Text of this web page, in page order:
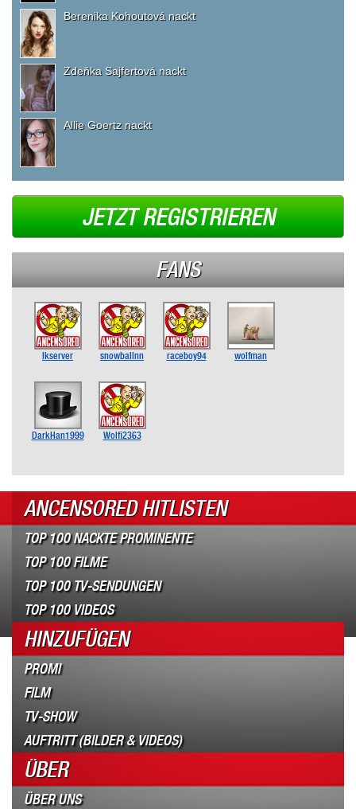
Berenika Kohoutová nackt
Zdeňka Sajfertová nackt
Allie Goertz nackt
JETZT REGISTRIEREN
FANS
lkserver snowballnn raceboy94 wolfman
DarkHan1999 Wolfi2363
ANCENSORED HITLISTEN
TOP 100 NACKTE PROMINENTE
TOP 100 FILME
TOP 100 TV-SENDUNGEN
TOP 100 VIDEOS
HINZUFÜGEN
PROMI
FILM
TV-SHOW
AUFTRITT (BILDER & VIDEOS)
ÜBER
ÜBER UNS